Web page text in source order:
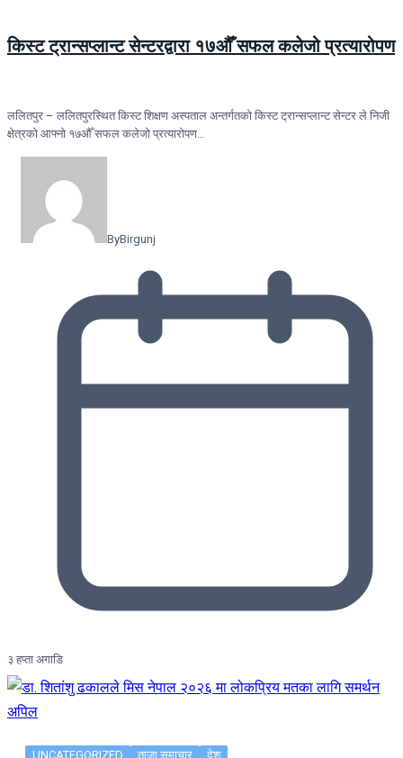
किस्ट ट्रान्सप्लान्ट सेन्टरद्वारा १७औँ सफल कलेजो प्रत्यारोपण
ललितपुर – ललितपुरस्थित किस्ट शिक्षण अस्पताल अन्तर्गतको किस्ट ट्रान्सप्लान्ट सेन्टर ले निजी
क्षेत्रको आफ्नो १७औँ सफल कलेजो प्रत्यारोपण…
ByBirgunj
३ हप्ता अगाडि
UNCATEGORIZED ताजा समाचार देश